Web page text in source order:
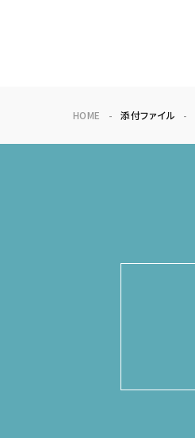
HOME 添付ファイル